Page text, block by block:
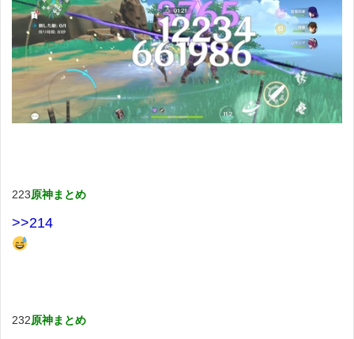
223原神まとめ
>>214
232原神まとめ